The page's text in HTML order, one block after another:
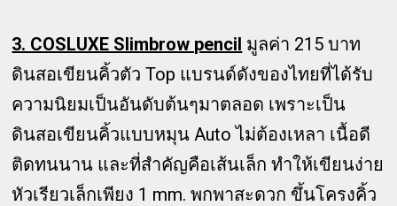
3. COSLUXE Slimbrow pencil มูลค่า 215 บาท
ดินสอเขียนคิ้วตัว Top แบรนด์ดังของไทยที่ได้รับ
ความนิยมเป็นอันดับต้นๆมาตลอด เพราะเป็น
ดินสอเขียนคิ้วแบบหมุน Auto ไม่ต้องเหลา เนื้อดี
ติดทนนาน และที่สำคัญคือเส้นเล็ก ทำให้เขียนง่าย
หัวเรียวเล็กเพียง 1 mm. พกพาสะดวก ขึ้นโครงคิ้ว